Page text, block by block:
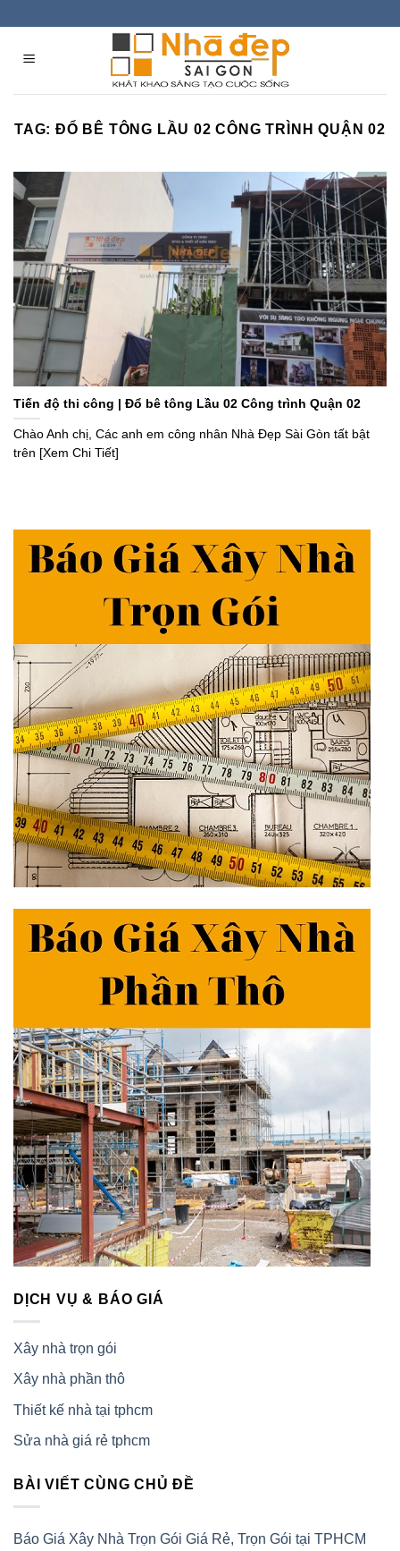
content
TAG:ĐỔ BÊ TÔNG LẦU 02 CÔNG TRÌNH QUẬN 02
Tiến độ thi công | Đổ bê tông Lầu 02 Công trình Quận 02
Chào Anh chị, Các anh em công nhân Nhà Đẹp Sài Gòn tất bật
trên [Xem Chi Tiết]
DỊCH VỤ & BÁO GIÁ
Xây nhà trọn gói
Xây nhà phần thô
Thiết kế nhà tại tphcm
Sửa nhà giá rẻ tphcm
BÀI VIẾT CÙNG CHỦ ĐỀ
Báo Giá Xây Nhà Trọn Gói Giá Rẻ, Trọn Gói tại TPHCM